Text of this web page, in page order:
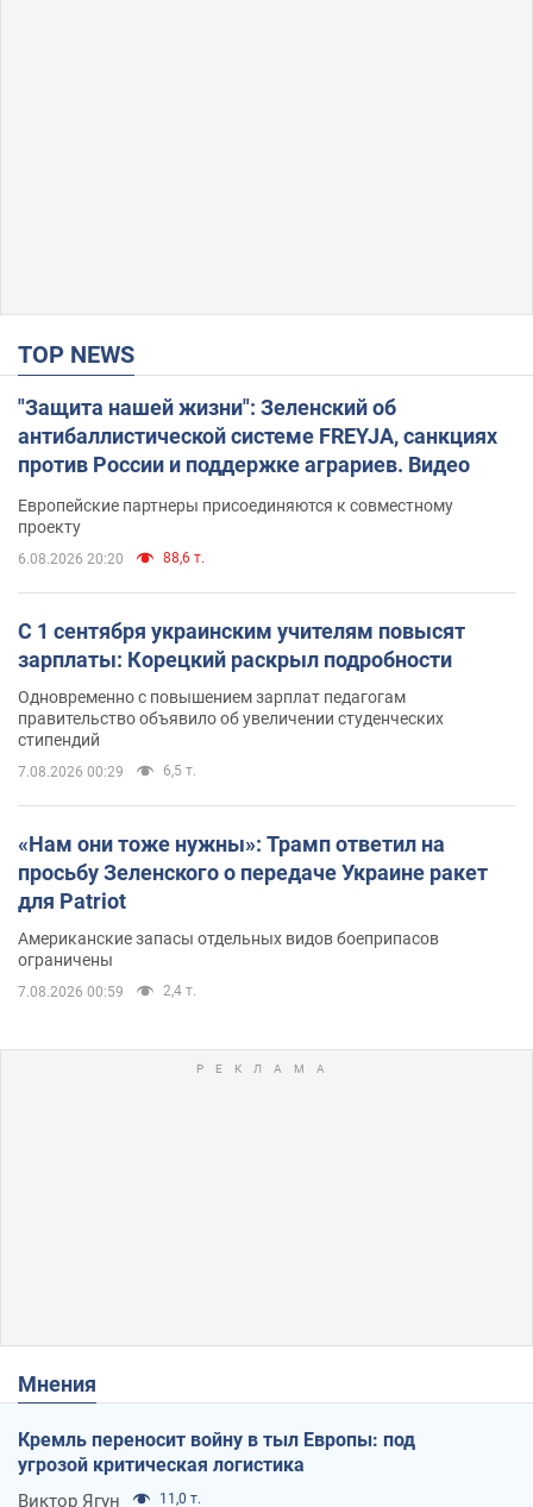
TOP NEWS
"Защита нашей жизни": Зеленский об
антибаллистической системе FREYJA, санкциях
против России и поддержке аграриев. Видео
Европейские партнеры присоединяются к совместному
проекту
6.08.2026 20:20 88,6 т.
С 1 сентября украинским учителям повысят
зарплаты: Корецкий раскрыл подробности
Одновременно с повышением зарплат педагогам
правительство объявило об увеличении студенческих
стипендий
7.08.2026 00:29 6,5 т.
«Нам они тоже нужны»: Трамп ответил на
просьбу Зеленского о передаче Украине ракет
для Patriot
Американские запасы отдельных видов боеприпасов
ограничены
7.08.2026 00:59 2,4 т.
Мнения
Кремль переносит войну в тыл Европы: под
угрозой критическая логистика
Виктор Ягун 11,0 т.